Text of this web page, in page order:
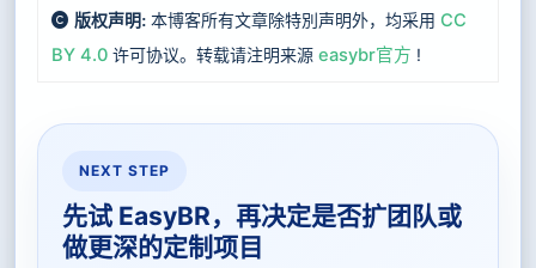
版权声明: 本博客所有文章除特別声明外，均采用CC
BY 4.0 许可协议。转载请注明来源easybr官方 !
NEXT STEP
先试 EasyBR，再决定是否扩团队或
做更深的定制项目